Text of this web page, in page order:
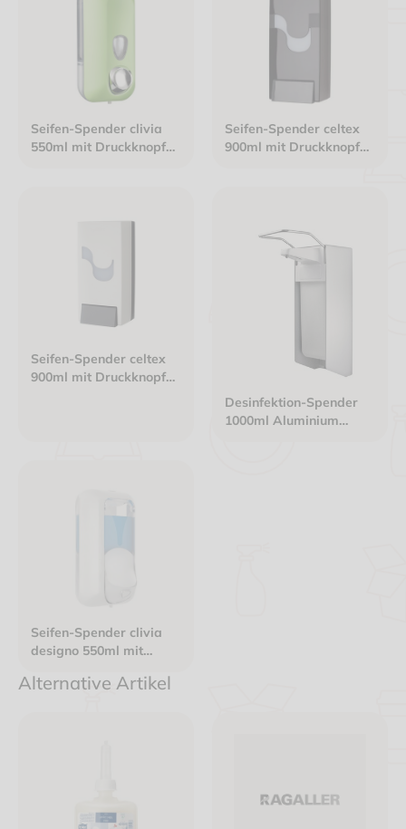
Seifen-Spender clivia
550ml mit Druckknopf
Seifen-Spender celtex
900ml mit Druckknopf
Seifen-Spender celtex
900ml mit Druckknopf
Desinfektion-Spender
1000ml Aluminium
Seifen-Spender clivia
designo 550ml mit
Kunststoff weiß mit
Alternative Artikel